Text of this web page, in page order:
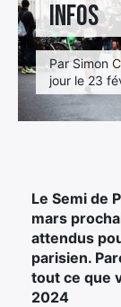
infos
Par Simon
jour le 23
Le Semi de
mars
attendus
parisien.
tout ce que
2024